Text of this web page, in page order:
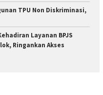
TPU Non Diskriminasi,
Layanan BPJS
Ringankan Akses